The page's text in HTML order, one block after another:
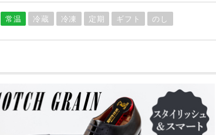
常温 冷蔵 冷凍 定期 ギフト のし